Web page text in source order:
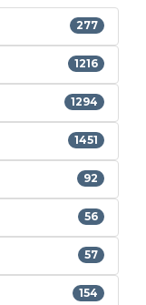
277
1216
1294
1451
92
56
57
154